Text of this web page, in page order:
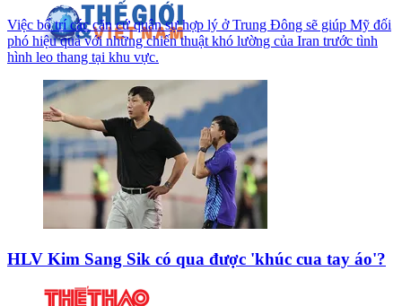
Việc bố trí các căn cứ quân sự hợp lý ở Trung Đông sẽ giúp Mỹ đối
phó hiệu quả với những chiến thuật khó lường của Iran trước tình
hình leo thang tại khu vực.
HLV Kim Sang Sik có qua được 'khúc cua tay áo'?